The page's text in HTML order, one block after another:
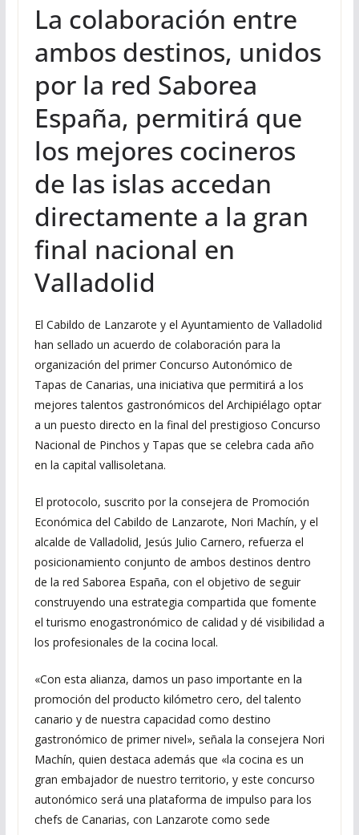
La colaboración entre
ambos destinos, unidos
por la red Saborea
España, permitirá que
los mejores cocineros
de las islas accedan
directamente a la gran
final nacional en
Valladolid
El Cabildo de Lanzarote y el Ayuntamiento de Valladolid
han sellado un acuerdo de colaboración para la
organización del primer Concurso Autonómico de
Tapas de Canarias, una iniciativa que permitirá a los
mejores talentos gastronómicos del Archipiélago optar
a un puesto directo en la final del prestigioso Concurso
Nacional de Pinchos y Tapas que se celebra cada año
en la capital vallisoletana.
El protocolo, suscrito por la consejera de Promoción
Económica del Cabildo de Lanzarote, Nori Machín, y el
alcalde de Valladolid, Jesús Julio Carnero, refuerza el
posicionamiento conjunto de ambos destinos dentro
de la red Saborea España, con el objetivo de seguir
construyendo una estrategia compartida que fomente
el turismo enogastronómico de calidad y dé visibilidad a
los profesionales de la cocina local.
«Con esta alianza, damos un paso importante en la
promoción del producto kilómetro cero, del talento
canario y de nuestra capacidad como destino
gastronómico de primer nivel», señala la consejera Nori
Machín, quien destaca además que «la cocina es un
gran embajador de nuestro territorio, y este concurso
autonómico será una plataforma de impulso para los
chefs de Canarias, con Lanzarote como sede